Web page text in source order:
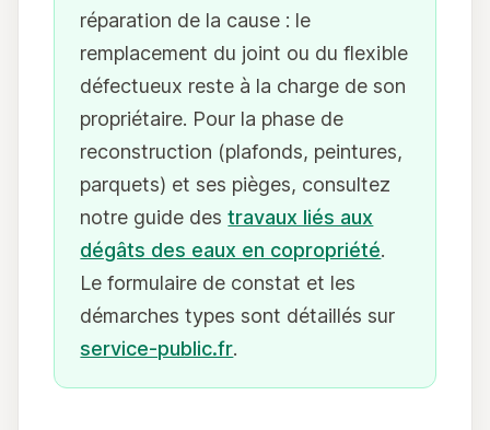
réparation de la cause : le
remplacement du joint ou du flexible
défectueux reste à la charge de son
propriétaire. Pour la phase de
reconstruction (plafonds, peintures,
parquets) et ses pièges, consultez
notre guide destravaux liés aux
dégâts des eaux en copropriété.
Le formulaire de constat et les
démarches types sont détaillés sur
service-public.fr.